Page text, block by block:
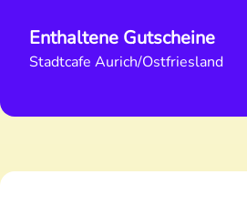
Enthaltene Gutscheine
Stadtcafe Aurich/Ostfriesland